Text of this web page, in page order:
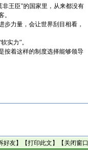
王臣”的国家里，从来都没有
。
力量，会让世界刮目相看，
实力”。
着这样的制度选择能够领导
好友】【打印此文 】【 关闭窗口